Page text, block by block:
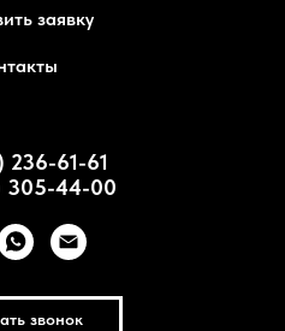
заявку
236-61-61
305-44-00
звонок